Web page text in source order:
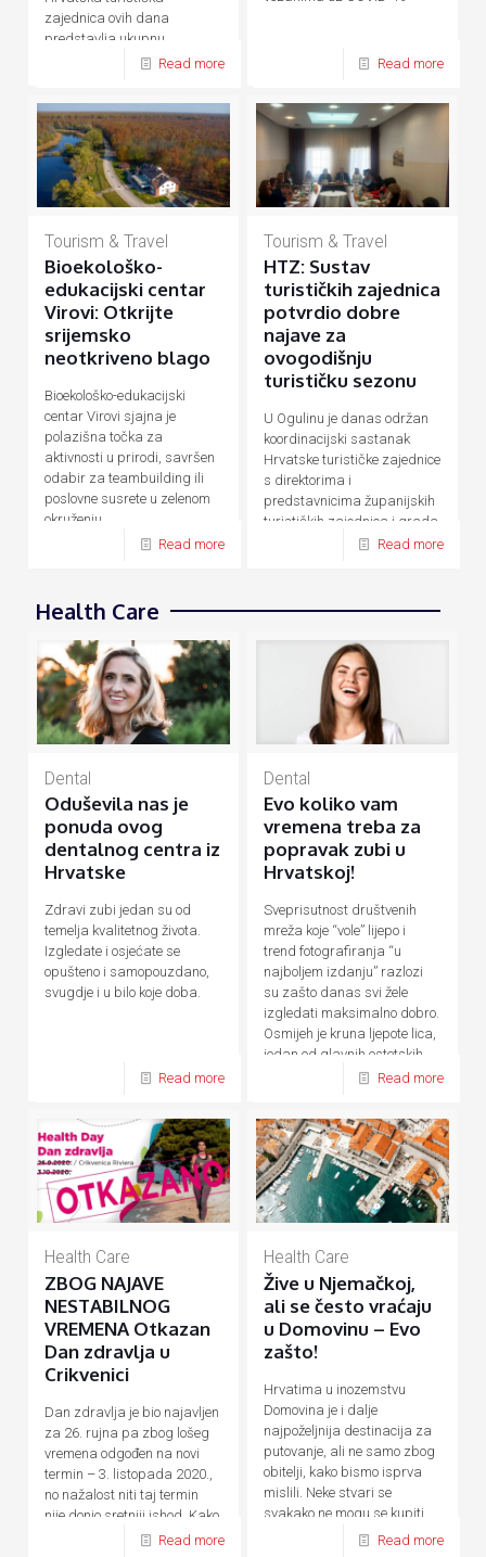
zajednica ovih dana
predstavlja ukupnu
hrvatsku turističku ponudu
Read more Read more
Tourism & Travel
Bioekološko-
edukacijski centar
Virovi: Otkrijte
srijemsko
neotkriveno blago
Bioekološko-edukacijski
centar Virovi sjajna je
polazišna točka za
aktivnosti u prirodi, savršen
odabir za teambuilding ili
poslovne susrete u zelenom
okruženju.
Read more
Tourism & Travel
HTZ: Sustav
turističkih zajednica
potvrdio dobre
najave za
ovogodišnju
turističku sezonu
U Ogulinu je danas održan
koordinacijski sastanak
Hrvatske turističke zajednice
s direktorima i
predstavnicima županijskih
turističkih zajednica i grada
Read more
Health Care
Dental
Oduševila nas je
ponuda ovog
dentalnog centra iz
Hrvatske
Zdravi zubi jedan su od
temelja kvalitetnog života.
Izgledate i osjećate se
opušteno i samopouzdano,
svugdje i u bilo koje doba.
Read more
Dental
Evo koliko vam
vremena treba za
popravak zubi u
Hrvatskoj!
Sveprisutnost društvenih
mreža koje “vole” lijepo i
trend fotografiranja “u
najboljem izdanju” razlozi
su zašto danas svi žele
izgledati maksimalno dobro.
Osmijeh je kruna ljepote lica,
jedan od glavnih estetskih
Read more
Health Care
ZBOG NAJAVE
NESTABILNOG
VREMENA Otkazan
Dan zdravlja u
Crikvenici
Dan zdravlja je bio najavljen
za 26. rujna pa zbog lošeg
vremena odgođen na novi
termin – 3. listopada 2020.,
no nažalost niti taj termin
nije donio sretniji ishod. Kako
Read more
Health Care
Žive u Njemačkoj,
ali se često vraćaju
u Domovinu – Evo
zašto!
Hrvatima u inozemstvu
Domovina je i dalje
najpoželjnija destinacija za
putovanje, ali ne samo zbog
obitelji, kako bismo isprva
mislili. Neke stvari se
svakako ne mogu se kupiti
Read more